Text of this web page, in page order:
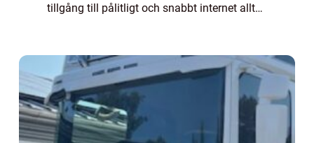
tillgång till pålitligt och snabbt internet allt